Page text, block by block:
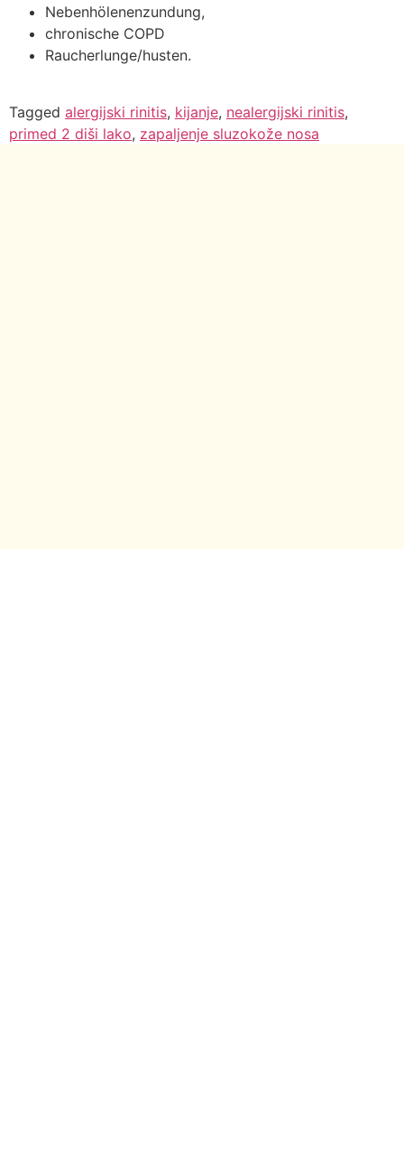
Nebenhölenenzundung,
chronische COPD
Raucherlunge/husten.
Tagged alergijski rinitis, kijanje, nealergijski rinitis,
primed 2 diši lako, zapaljenje sluzokože nosa